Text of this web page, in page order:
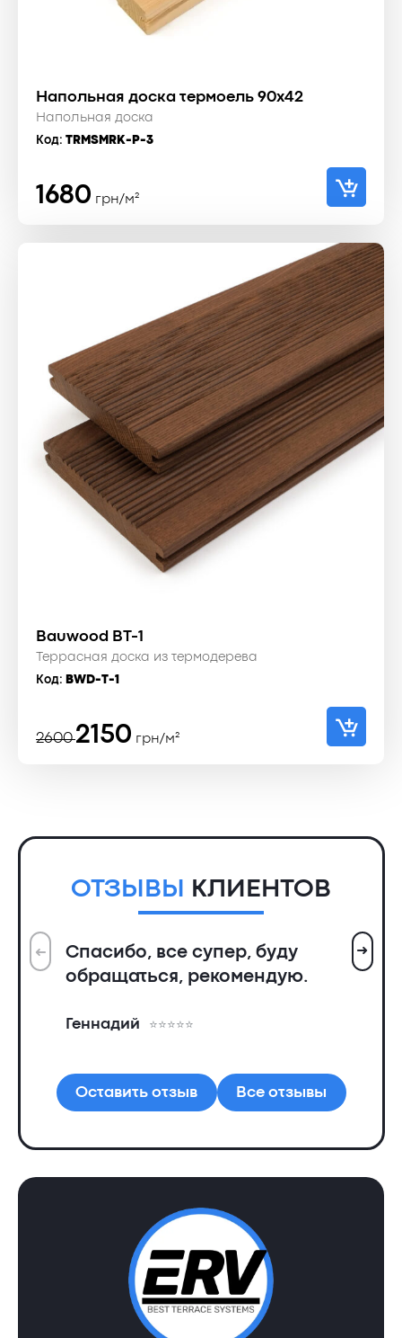
Напольная доска термоель 90x42
Напольная доска
Код: TRMSMRK-P-3
1680 грн/м²
Bauwood BT-1
Террасная доска из термодерева
Код: BWD-T-1
2600
Первоначальная
2150
Текущаягрн/м²
ОТЗЫВЫ КЛИЕНТОВ
Спасибо, все супер, буду
обращаться, рекомендую.
Геннадий
➜ ➜
Оставить отзыв Все отзывы